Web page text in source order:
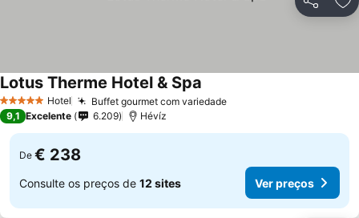
Partilhar
5 Estrelas Hotel Buffet gourmet com variedadeVer preços
Lotus Therme Hotel & Spa
9,1 Excelente 6.209 Hévíz
De € 238
Consulte os preços de 12 sites Ver preços